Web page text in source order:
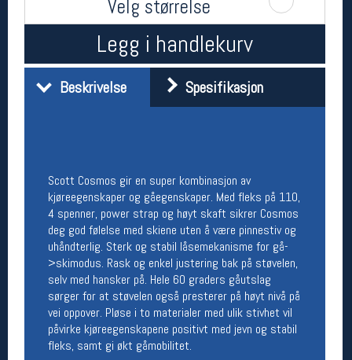
Velg størrelse
Legg i handlekurv
Beskrivelse Spesifikasjon
Scott Cosmos gir en super kombinasjon av
kjøreegenskaper og gåegenskaper. Med fleks på 110,
4 spenner, power strap og høyt skaft sikrer Cosmos
deg god følelse med skiene uten å være pinnestiv og
uhåndterlig. Sterk og stabil låsemekanisme for gå-
>skimodus. Rask og enkel justering bak på støvelen,
selv med hansker på. Hele 60 graders gåutslag
sørger for at støvelen også presterer på høyt nivå på
vei oppover. Pløse i to materialer med ulik stivhet vil
påvirke kjøreegenskapene positivt med jevn og stabil
fleks, samt gi økt gåmobilitet.
11-16
Team Oslo Sportslager
Åpningstider verkstedet
Man-Fredag:
11-18
Lørdag:
11-16
Om verkstedet
For å bestille time må du logge inn i
nettbutikken og trykke på den nederste blå
linjen
Betingelser